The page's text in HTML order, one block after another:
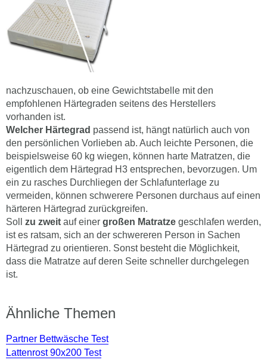
nachzuschauen, ob eine Gewichtstabelle mit den
empfohlenen Härtegraden seitens des Herstellers
vorhanden ist.
Welcher Härtegrad passend ist, hängt natürlich auch von
den persönlichen Vorlieben ab. Auch leichte Personen, die
beispielsweise 60 kg wiegen, können harte Matratzen, die
eigentlich dem Härtegrad H3 entsprechen, bevorzugen. Um
ein zu rasches Durchliegen der Schlafunterlage zu
vermeiden, können schwerere Personen durchaus auf einen
härteren Härtegrad zurückgreifen.
Soll zu zweit auf einer großen Matratze geschlafen werden,
ist es ratsam, sich an der schwereren Person in Sachen
Härtegrad zu orientieren. Sonst besteht die Möglichkeit,
dass die Matratze auf deren Seite schneller durchgelegen
ist.
Ähnliche Themen
Partner Bettwäsche Test
Lattenrost 90x200 Test